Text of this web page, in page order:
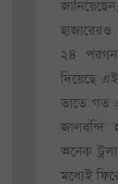
হাজারেরও
২৪
দিয়েছে
তাতে গত
জালবন্দি
অনেক
মধ্যেই